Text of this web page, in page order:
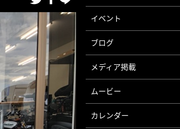
イベント
ブログ
メディア掲載
ムービー
カレンダー